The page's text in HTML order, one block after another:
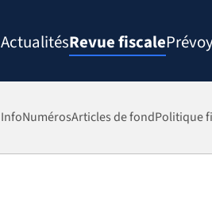
ActualitésRevue fiscale
InfoNumérosArticles de fondPolitique